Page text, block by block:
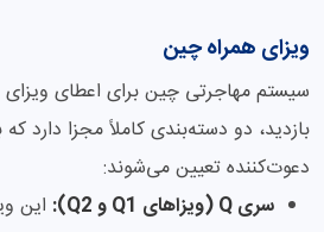
ویزای همراه چین
سیستم مهاجرتی چین برای اعطای ویزای
بازدید، دو دسته‌بندی کاملاً مجزا
دعوت‌کننده تعیین می‌شوند:
سری Q (ویزاهای Q1 و Q2):
این